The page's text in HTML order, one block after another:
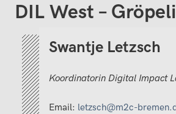
DIL West –
Swantje Letzsch
Koordinatorin Digital Impact
Email: letzsch@m2c-